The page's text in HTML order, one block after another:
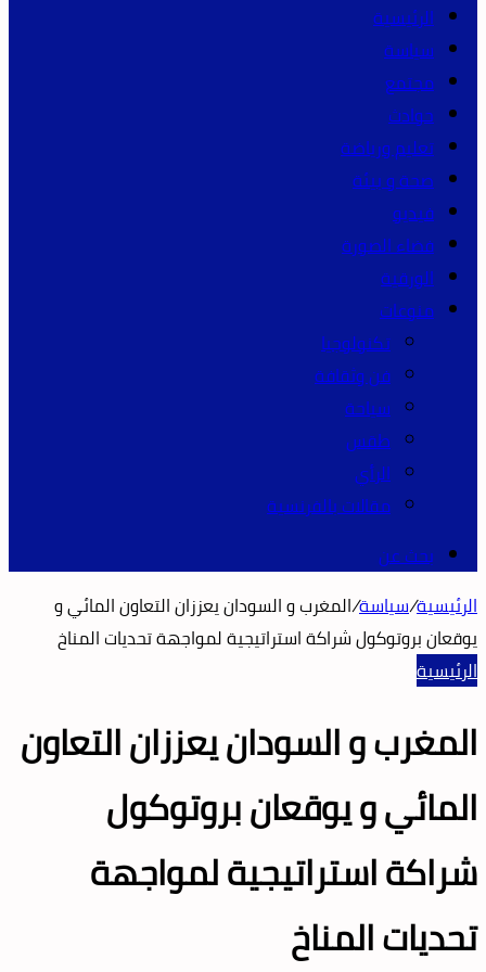
الرئيسية
سياسة
مجتمع
حوادث
تعليم ورياضة
صحة و بيئة
فيديو
فضاء الصورة
الورقية
منوعات
تكنولوجيا
فن وثقافة
سياحة
طقس
الرأي
مقالات بالفرنسية
بحث عن
الرئيسية/سياسة/المغرب و السودان يعززان التعاون المائي و
يوقعان بروتوكول شراكة استراتيجية لمواجهة تحديات المناخ
الرئيسية
المغرب و السودان يعززان التعاون
المائي و يوقعان بروتوكول
شراكة استراتيجية لمواجهة
تحديات المناخ